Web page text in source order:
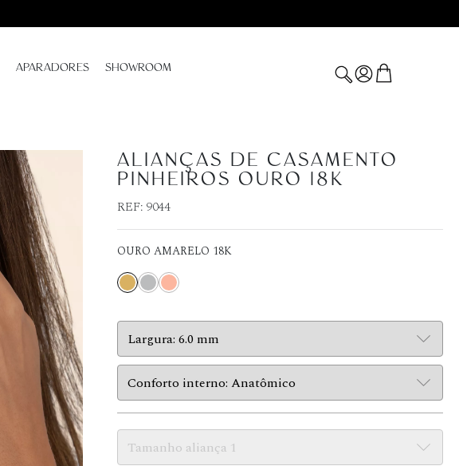
APARADORES SHOWROOM
ALIANÇAS DE CASAMENTO
PINHEIROS OURO 18K
REF: 9044
OURO AMARELO 18K